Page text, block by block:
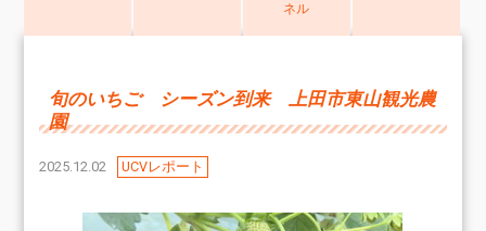
ネル
旬のいちご シーズン到来 上田市東山観光農
園
2025.12.02 UCVレポート